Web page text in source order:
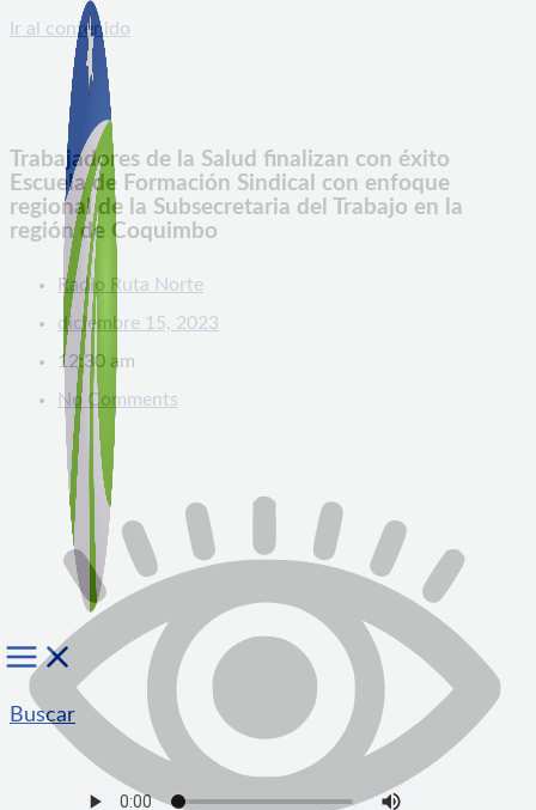
Ir al contenido
Buscar
Trabajadores de la Salud finalizan con éxito
Escuela de Formación Sindical con enfoque
regional de la Subsecretaria del Trabajo en la
región de Coquimbo
Radio Ruta Norte
diciembre 15, 2023
12:30 am
No Comments